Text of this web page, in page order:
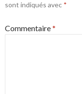
sont indiqués avec *
Commentaire*